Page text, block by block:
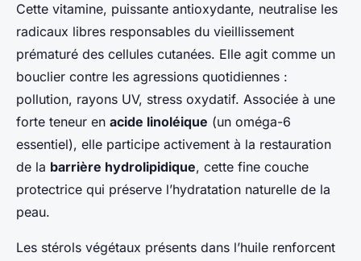
Cette vitamine, puissante antioxydante, neutralise les
radicaux libres responsables du vieillissement
prématuré des cellules cutanées. Elle agit comme un
bouclier contre les agressions quotidiennes :
pollution, rayons UV, stress oxydatif. Associée à une
forte teneur en acide linoléique (un oméga-6
essentiel), elle participe activement à la restauration
de la barrière hydrolipidique, cette fine couche
protectrice qui préserve l’hydratation naturelle de la
peau.
Les stérols végétaux présents dans l’huile renforcent